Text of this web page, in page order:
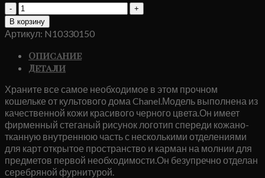
₽34,600.00.
Количество
товара
Кошелек
Chanel
L
Черный
В корзину
Артикул: N10330150
Описание
Детали
Храните все самое необходимое в этом прочном
кошельке от культового дома Chanel.Модель выполнена из
качественной кожи красивого черного цвета.Он имеет
фирменный стеганый рисунок логотип спереди кожано-
тканную внутреннюю часть с несколькими отделениями
для карт открытое пространство и карман на молнии для
предметов первой необходимости.Он безупречно отделан
серебряной фурнитурой.